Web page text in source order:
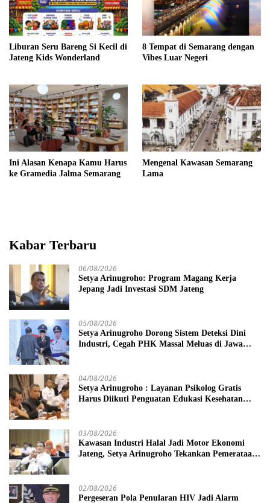
Liburan Seru Bareng Si Kecil di
Jateng Kids Wonderland
8 Tempat di Semarang dengan
Vibes Luar Negeri
Ini Alasan Kenapa Kamu Harus
ke Gramedia Jalma Semarang
Mengenal Kawasan Semarang
Lama
Kabar Terbaru
06/08/2026
Setya Arinugroho: Program Magang Kerja
Jepang Jadi Investasi SDM Jateng
05/08/2026
Setya Arinugroho Dorong Sistem Deteksi Dini
Industri, Cegah PHK Massal Meluas di Jawa
04/08/2026
Setya Arinugroho : Layanan Psikolog Gratis
Harus Diikuti Penguatan Edukasi Kesehatan
03/08/2026
Kawasan Industri Halal Jadi Motor Ekonomi
Jateng, Setya Arinugroho Tekankan Pemerataan
02/08/2026
Pergeseran Pola Penularan HIV Jadi Alarm